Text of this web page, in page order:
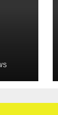
81